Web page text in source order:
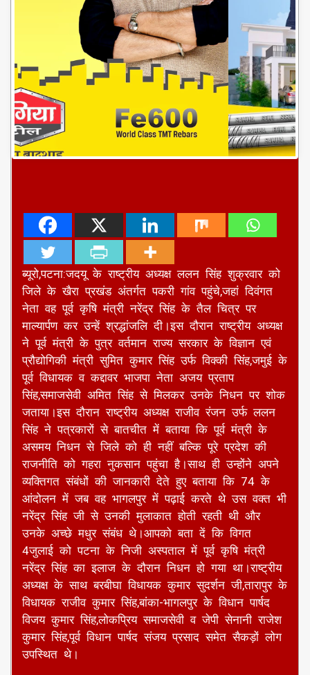
ब्यूरो,पटना:जदयू के राष्ट्रीय अध्यक्ष ललन सिंह शुक्रवार को
जिले के खैरा प्रखंड अंतर्गत पकरी गांव पहुंचे,जहां दिवंगत
नेता वह पूर्व कृषि मंत्री नरेंद्र सिंह के तैल चित्र पर
माल्यार्पण कर उन्हें श्रद्धांजलि दी।इस दौरान राष्ट्रीय अध्यक्ष
ने पूर्व मंत्री के पुत्र वर्तमान राज्य सरकार के विज्ञान एवं
प्रौद्योगिकी मंत्री सुमित कुमार सिंह उर्फ विक्की सिंह,जमुई के
पूर्व विधायक व कद्दावर भाजपा नेता अजय प्रताप
सिंह,समाजसेवी अमित सिंह से मिलकर उनके निधन पर शोक
जताया।इस दौरान राष्ट्रीय अध्यक्ष राजीव रंजन उर्फ ललन
सिंह ने पत्रकारों से बातचीत में बताया कि पूर्व मंत्री के
असमय निधन से जिले को ही नहीं बल्कि पूरे प्रदेश की
राजनीति को गहरा नुकसान पहुंचा है।साथ ही उन्होंने अपने
व्यक्तिगत संबंधों की जानकारी देते हुए बताया कि 74 के
आंदोलन में जब वह भागलपुर में पढ़ाई करते थे उस वक्त भी
नरेंद्र सिंह जी से उनकी मुलाकात होती रहती थी और
उनके अच्छे मधुर संबंध थे।आपको बता दें कि विगत
4जुलाई को पटना के निजी अस्पताल में पूर्व कृषि मंत्री
नरेंद्र सिंह का इलाज के दौरान निधन हो गया था।राष्ट्रीय
अध्यक्ष के साथ बरबीघा विधायक कुमार सुदर्शन जी,तारापुर के
विधायक राजीव कुमार सिंह,बांका-भागलपुर के विधान पार्षद
विजय कुमार सिंह,लोकप्रिय समाजसेवी व जेपी सेनानी राजेश
कुमार सिंह,पूर्व विधान पार्षद संजय प्रसाद समेत सैकड़ों लोग
उपस्थित थे।